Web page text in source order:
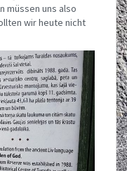
müssen uns also
wir heute nicht